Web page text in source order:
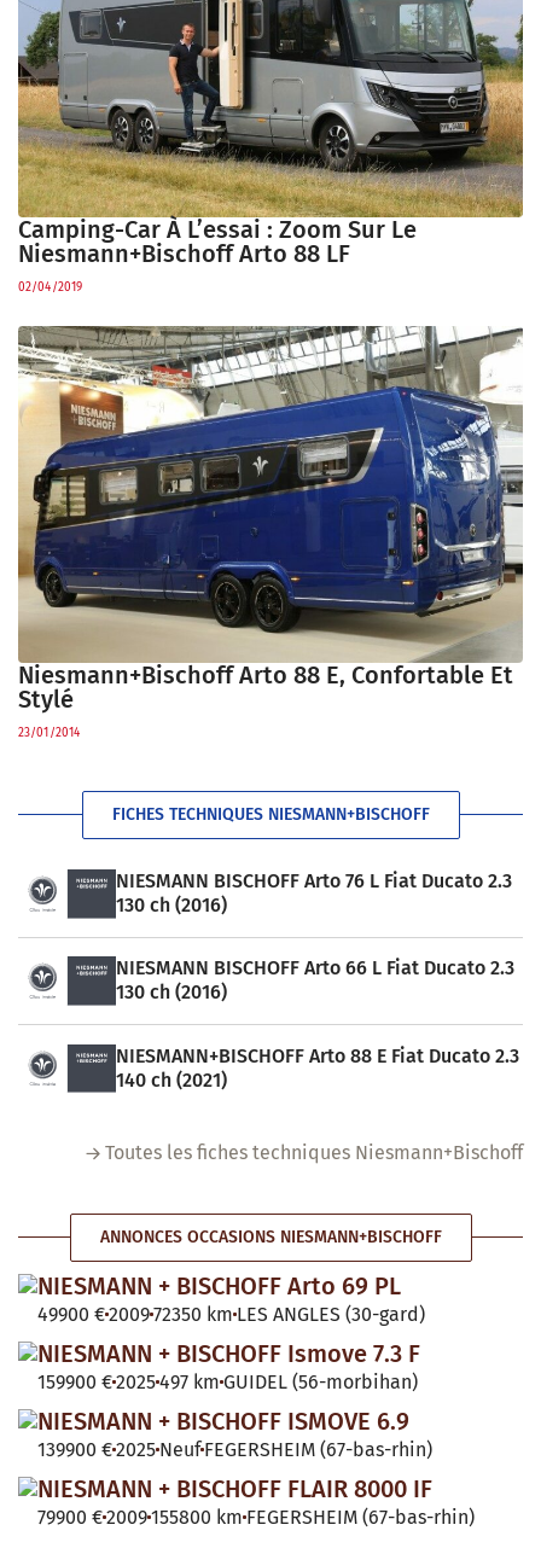
Camping-Car À L’essai : Zoom Sur Le
Niesmann+Bischoff Arto 88 LF
02/04/2019
Niesmann+Bischoff Arto 88 E, Confortable Et
Stylé
23/01/2014
FICHES TECHNIQUES NIESMANN+BISCHOFF
NIESMANN BISCHOFF Arto 76 L Fiat Ducato 2.3
130 ch (2016)
NIESMANN BISCHOFF Arto 66 L Fiat Ducato 2.3
130 ch (2016)
NIESMANN+BISCHOFF Arto 88 E Fiat Ducato 2.3
140 ch (2021)
Toutes les fiches techniques Niesmann+Bischoff
ANNONCES OCCASIONS NIESMANN+BISCHOFF
NIESMANN + BISCHOFF Arto 69 PL
49900 €200972350 km LES ANGLES (30-gard)
NIESMANN + BISCHOFF Ismove 7.3 F
159900 €2025497 km GUIDEL (56-morbihan)
NIESMANN + BISCHOFF ISMOVE 6.9
139900 €2025 Neuf FEGERSHEIM (67-bas-rhin)
NIESMANN + BISCHOFF FLAIR 8000 IF
79900 €2009155800 km FEGERSHEIM (67-bas-rhin)